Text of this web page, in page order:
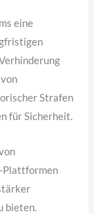
eine
Strafen
für Sicherheit.
Plattformen
bieten.